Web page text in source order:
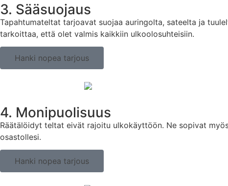
3. Sääsuojaus
Tapahtumateltat tarjoavat suojaa auringolta, sateelta ja
tarkoittaa, että olet valmis kaikkiin ulkoolosuhteisiin.
Hanki nopea tarjous
4. Monipuolisuus
Räätälöidyt teltat eivät rajoitu ulkokäyttöön. Ne sopivat
osastollesi.
Hanki nopea tarjous